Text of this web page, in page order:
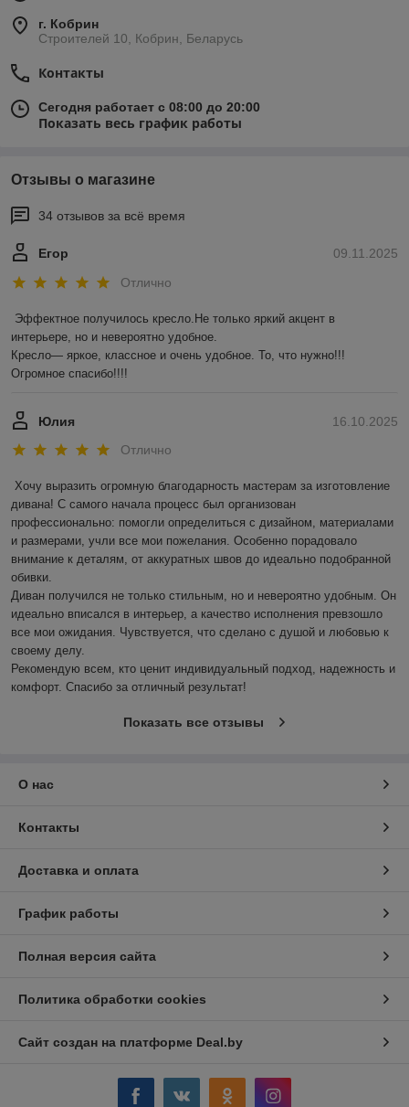
г. Кобрин
Строителей 10, Кобрин, Беларусь
Контакты
Сегодня работает с 08:00 до 20:00
Показать весь график работы
Отзывы о магазине
34 отзывов за всё время
09.11.2025
Егор
Отлично
Эффектное получилось кресло.Не только яркий акцент в
интерьере, но и невероятно удобное.
Кресло— яркое, классное и очень удобное. То, что нужно!!!
Огромное спасибо!!!!
16.10.2025
Юлия
Отлично
Хочу выразить огромную благодарность мастерам за изготовление
дивана! С самого начала процесс был организован
профессионально: помогли определиться с дизайном, материалами
и размерами, учли все мои пожелания. Особенно порадовало
внимание к деталям, от аккуратных швов до идеально подобранной
обивки.
Диван получился не только стильным, но и невероятно удобным. Он
идеально вписался в интерьер, а качество исполнения превзошло
все мои ожидания. Чувствуется, что сделано с душой и любовью к
своему делу.
Рекомендую всем, кто ценит индивидуальный подход, надежность и
комфорт. Спасибо за отличный результат!
Показать все отзывы
О нас
Контакты
Доставка и оплата
График работы
Полная версия сайта
Политика обработки cookies
Сайт создан на платформе Deal.by